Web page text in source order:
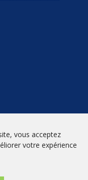
vous acceptez
votre expérience